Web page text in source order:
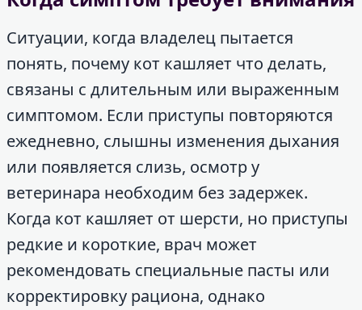
Ситуации, когда владелец пытается
понять, почему кот кашляет что делать,
связаны с длительным или выраженным
симптомом. Если приступы повторяются
ежедневно, слышны изменения дыхания
или появляется слизь, осмотр у
ветеринара необходим без задержек.
Когда кот кашляет от шерсти, но приступы
редкие и короткие, врач может
рекомендовать специальные пасты или
корректировку рациона, однако